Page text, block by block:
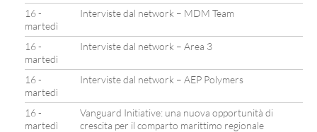
16 -
martedì
Interviste dal network – MDM Team
16 -
martedì
Interviste dal network – Area 3
16 -
martedì
Interviste dal network – AEP Polymers
16 -
martedì
Vanguard Initiative: una nuova opportunità di
crescita per il comparto marittimo regionale